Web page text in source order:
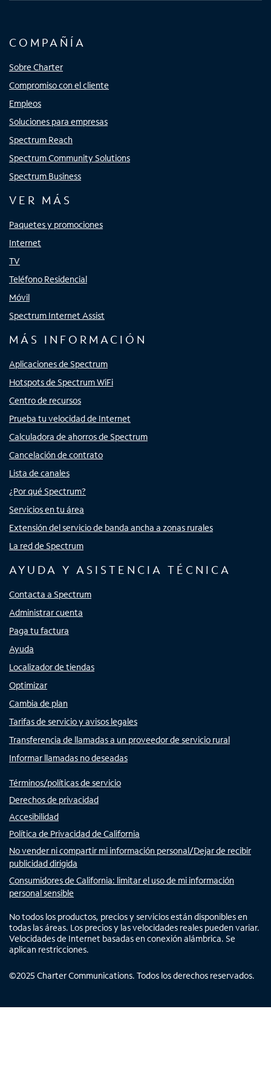
COMPAÑÍA
Sobre Charter
Compromiso con el cliente
Empleos
Soluciones para empresas
Spectrum Reach
Spectrum Community Solutions
Spectrum Business
VER MÁS
Paquetes y promociones
Internet
TV
Teléfono Residencial
Móvil
Spectrum Internet Assist
MÁS INFORMACIÓN
Aplicaciones de Spectrum
Hotspots de Spectrum WiFi
Centro de recursos
Prueba tu velocidad de Internet
Calculadora de ahorros de Spectrum
Cancelación de contrato
Lista de canales
¿Por qué Spectrum?
Servicios en tu área
Extensión del servicio de banda ancha a zonas rurales
La red de Spectrum
AYUDA Y ASISTENCIA TÉCNICA
Contacta a Spectrum
Administrar cuenta
Paga tu factura
Ayuda
Localizador de tiendas
Optimizar
Cambia de plan
Tarifas de servicio y avisos legales
Transferencia de llamadas a un proveedor de servicio rural
Informar llamadas no deseadas
Términos/políticas de servicio
Derechos de privacidad
Accesibilidad
Política de Privacidad de California
No vender ni compartir mi información personal/Dejar de recibir
publicidad dirigida
Consumidores de California: limitar el uso de mi información
personal sensible
No todos los productos, precios y servicios están disponibles en
todas las áreas. Los precios y las velocidades reales pueden variar.
Velocidades de Internet basadas en conexión alámbrica. Se
aplican restricciones.
©2025 Charter Communications. Todos los derechos reservados.